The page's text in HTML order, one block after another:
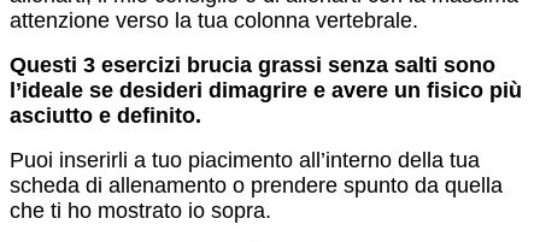
attenzione verso la tua colonna vertebrale.
Questi 3 esercizi brucia grassi senza salti sono
l’ideale se desideri dimagrire e avere un fisico più
asciutto e definito.
Puoi inserirli a tuo piacimento all’interno della tua
scheda di allenamento o prendere spunto da quella
che ti ho mostrato io sopra.